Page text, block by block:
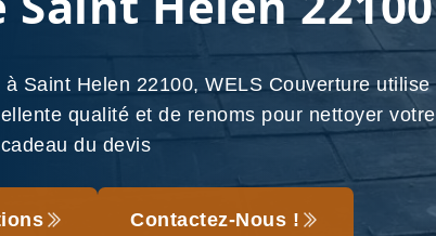
Saint Helen 22100, WELS Couverture utilise
qualité et de renoms pour nettoyer votre
du devis
Contactez-Nous !